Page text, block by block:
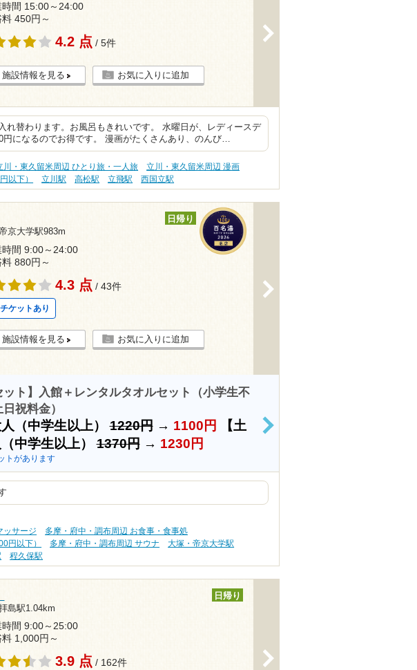
時間 15:00～24:00
450円～
4.2 点 / 5件
施設情報を見る お気に入りに追加
れ替わります。お風呂もきれいです。 水曜日が、レディースデ
円になるのでお得です。 漫画がたくさんあり、のんび…
川・東久留米周辺 ひとり旅・一人旅
立川・東久留米周辺 漫画
以下）
立川駅 高松駅 立飛駅 西国立駅
京大学駅983m
日帰り
時間 9:00～24:00
880円～
4.3 点 / 43件
ケットあり
施設情報を見る お気に入りに追加
ット】入館＋レンタルタオルセット（小学生不
祝料金）
人（中学生以上）1220円→ 1100円
【土
（中学生以上）1370円→ 1230円
トがあります
>
ッサージ
多摩・府中・調布周辺 お食事・食事処
円以下）
多摩・府中・調布周辺 サウナ
大塚・帝京大学駅
程久保駅
島駅1.04km
日帰り
時間 9:00～25:00
1,000円～
3.9 点 / 162件